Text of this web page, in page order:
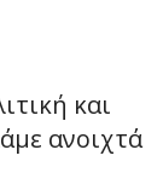
και
ανοιχτά